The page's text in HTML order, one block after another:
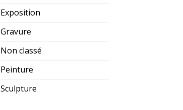
Exposition
Gravure
Non classé
Peinture
Sculpture